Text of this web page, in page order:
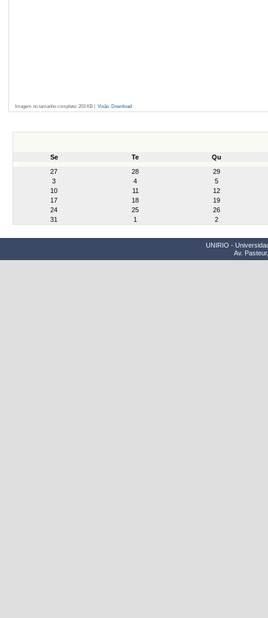
Imagem no tamanho completo: 203 KB| Visão Download
Se Te
Qu
27
28
29
3
4
5
10
11
12
17
18
19
24
25
26
31
1 2
UNIRIO -
Av.